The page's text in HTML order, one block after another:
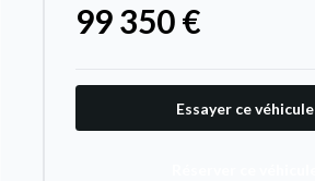
99 350 €
Essayer ce véhicule